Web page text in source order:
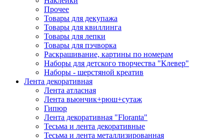
Прочее
Товары для декупажа
Товары для квиллинга
Товары для лепки
Товары для пэчворка
Раскрашивание, картины по номерам
Наборы для детского творчества "Клевер"
Наборы - шерстяной креатив
Лента декоративная
Лента атласная
Лента вьюнчик+рюш+сутаж
Гипюр
Лента декоративная "Floranta"
Тесьма и лента декоративные
Тесьма и лента металлизированная